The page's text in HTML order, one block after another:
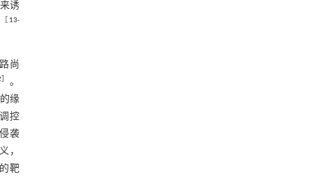
诱
13-
尚
。
缘
控
袭
，
靶